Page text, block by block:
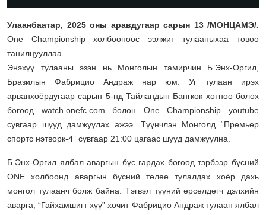
Улаанбаатар, 2025 оны аравдугаар сарын 13 /МОНЦАМЭ/.
One Championship холбооноос ээлжит тулааныхаа товоо
танилцууллаа.
Энэхүү тулааны эзэн нь Монголын тамирчин Б.Энх-Оргил,
Бразилын Фабрицио Андраж нар юм. Уг тулаан ирэх
арванхоёрдугаар сарын 5-нд Тайландын Бангкок хотноо болох
бөгөөд watch.onefc.com болон One Championship youtube
сувгаар шууд дамжуулах ажээ. Түүнчлэн Монголд “Премьер
спортс нэтворк-4” сувгаар 21:00 цагаас шууд дамжуулна.
Б.Энх-Оргил ялбал аваргын бүс гардах бөгөөд тэрбээр бүсний
ONE холбоонд аваргын бүсний төлөө тулалдах хоёр дахь
монгол тулаанч болж байна. Тэгвэл түүний өрсөлдөгч дэлхийн
аварга, “Гайхамшигт хүү” хочит Фабрицио Андраж тулаан ялбал